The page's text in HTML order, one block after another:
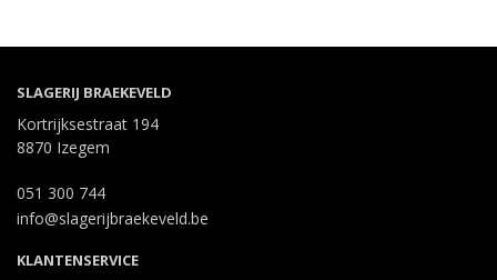
SLAGERIJ BRAEKEVELD
Kortrijksestraat 194
8870 Izegem
051 300 744
info@slagerijbraekeveld.be
KLANTENSERVICE